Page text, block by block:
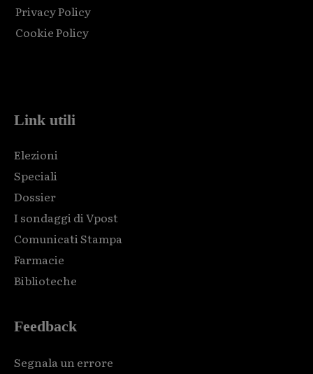
Privacy Policy
Cookie Policy
Link utili
Elezioni
Speciali
Dossier
I sondaggi di Vpost
Comunicati Stampa
Farmacie
Biblioteche
Feedback
Segnala un errore